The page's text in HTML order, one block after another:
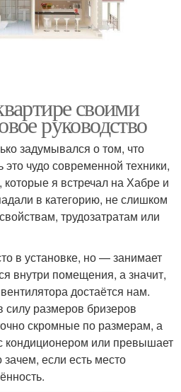
своими
руководство
задумывался о том, что
чудо современной техники,
я встречал на Хабре и
в категорию, не слишком
трудозатратам или
в установке, но — занимает
внутри помещения, а значит,
достаётся нам.
силу размеров бризеров
скромные по размерам, а
кондиционером или превышает
если есть место